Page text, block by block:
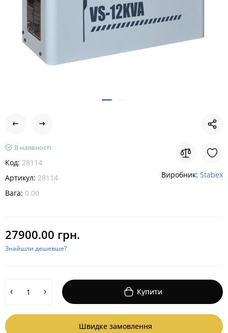
В наявності
Код: 28114
Артикул: 28114
Вага: 0.00
Виробник: Stabex
27900.00 грн.
Знайшли дешевше?
Купити
Швидке замовлення